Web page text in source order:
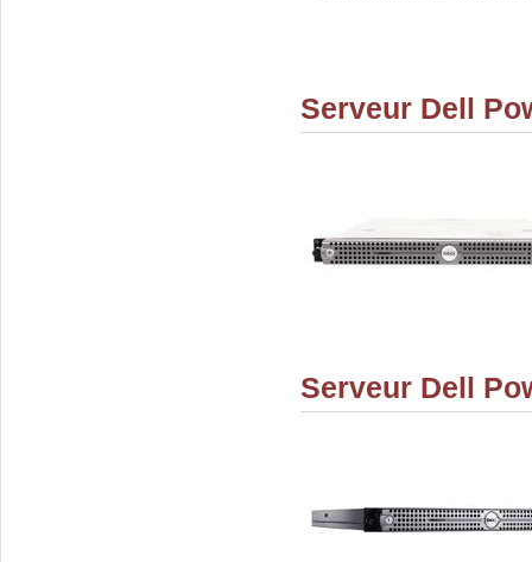
Serveur Dell
Serveur Dell